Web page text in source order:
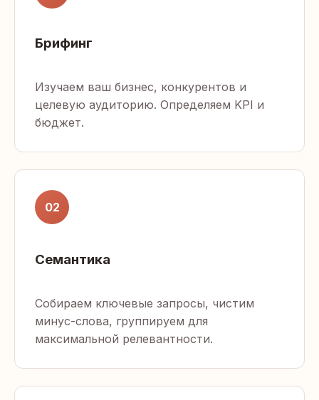
Брифинг
Изучаем ваш бизнес, конкурентов и
целевую аудиторию. Определяем KPI и
бюджет.
02
Семантика
Собираем ключевые запросы, чистим
минус-слова, группируем для
максимальной релевантности.